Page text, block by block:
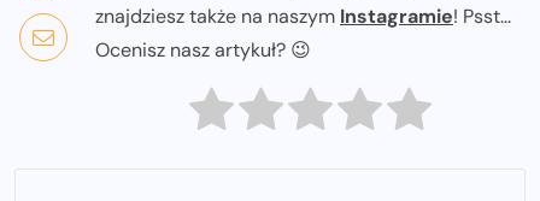
znajdziesz także na naszym Instagramie! Psst...
Ocenisz nasz artykuł? 😉